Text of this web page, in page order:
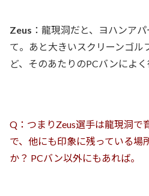
Zeus ：龍現洞だと、ヨハンア
て。あと大きいスクリーンゴル
ど、そのあたりのPCバンによく
Q：つまりZeus選手は龍現洞で
で、他にも印象に残っている場
か？ PCバン以外にもあれば。